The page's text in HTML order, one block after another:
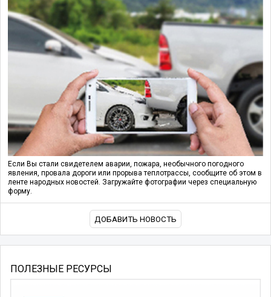
Если Вы стали свидетелем аварии, пожара, необычного погодного
явления, провала дороги или прорыва теплотрассы, сообщите об этом в
ленте народных новостей. Загружайте фотографии через специальную
форму.
ДОБАВИТЬ НОВОСТЬ
ПОЛЕЗНЫЕ РЕСУРСЫ